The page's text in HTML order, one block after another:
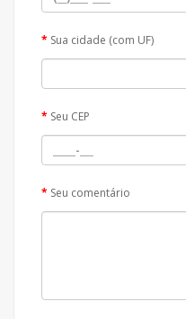
Sua cidade (com UF)
Seu CEP
Seu comentário